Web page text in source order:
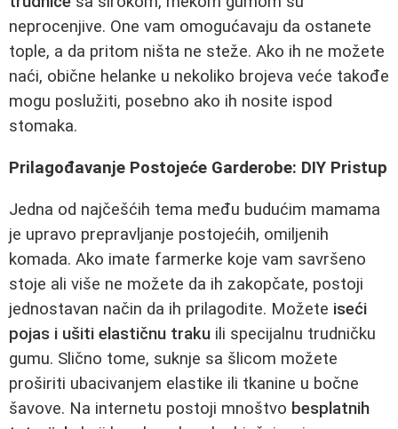
neprocenjive. One vam omogućavaju da ostanete
tople, a da pritom ništa ne steže. Ako ih ne možete
naći, obične helanke u nekoliko brojeva veće takođe
mogu poslužiti, posebno ako ih nosite ispod
stomaka.
Prilagođavanje Postojeće Garderobe: DIY Pristup
Jedna od najčešćih tema među budućim mamama
je upravo prepravljanje postojećih, omiljenih
komada. Ako imate farmerke koje vam savršeno
stoje ali više ne možete da ih zakopčate, postoji
jednostavan način da ih prilagodite. Možete iseći
pojas i ušiti elastičnu traku ili specijalnu trudničku
gumu. Slično tome, suknje sa šlicom možete
proširiti ubacivanjem elastike ili tkanine u bočne
šavove. Na internetu postoji mnoštvo besplatnih